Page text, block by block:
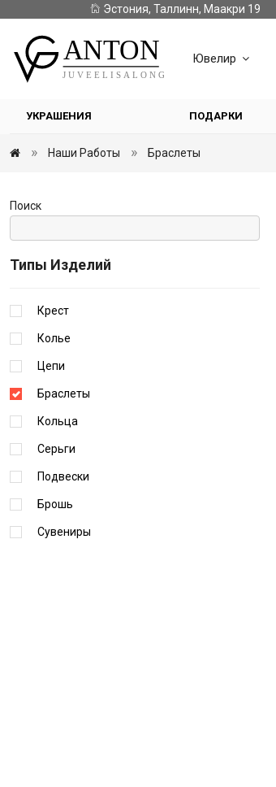
Эстония, Таллинн, Маакри 19
Ювелир
УКРАШЕНИЯ ПОДАРКИ
Наши Работы Браслеты
Поиск
Типы Изделий
Крест
Колье
Цепи
Браслеты
Кольца
Серьги
Подвески
Брошь
Сувениры